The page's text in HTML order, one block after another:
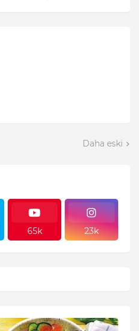
Daha eski
65k 23k